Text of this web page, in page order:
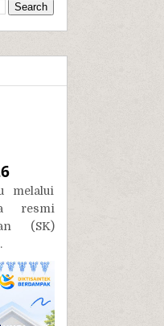
melalui
resmi
(SK)